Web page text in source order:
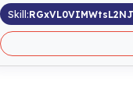
Skill: